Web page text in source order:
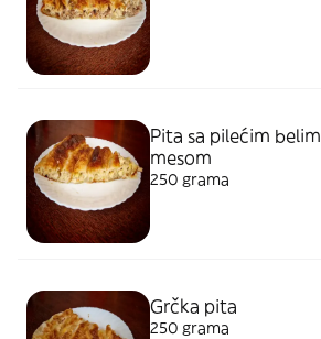
Pita sa pilećim belim
mesom
250 grama
Grčka pita
250 grama